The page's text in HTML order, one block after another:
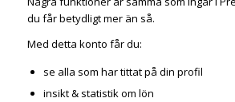
du får betydligt mer än så.
Med detta konto får du:
se alla som har tittat på din profil
insikt & statistik om lön